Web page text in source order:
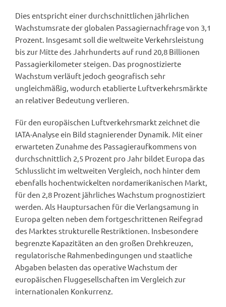
Dies entspricht einer durchschnittlichen jährlichen
Wachstumsrate der globalen Passagiernachfrage von 3,1
Prozent. Insgesamt soll die weltweite Verkehrsleistung
bis zur Mitte des Jahrhunderts auf rund 20,8 Billionen
Passagierkilometer steigen. Das prognostizierte
Wachstum verläuft jedoch geografisch sehr
ungleichmäßig, wodurch etablierte Luftverkehrsmärkte
an relativer Bedeutung verlieren.
Für den europäischen Luftverkehrsmarkt zeichnet die
IATA-Analyse ein Bild stagnierender Dynamik. Mit einer
erwarteten Zunahme des Passagieraufkommens von
durchschnittlich 2,5 Prozent pro Jahr bildet Europa das
Schlusslicht im weltweiten Vergleich, noch hinter dem
ebenfalls hochentwickelten nordamerikanischen Markt,
für den 2,8 Prozent jährliches Wachstum prognostiziert
werden. Als Hauptursachen für die Verlangsamung in
Europa gelten neben dem fortgeschrittenen Reifegrad
des Marktes strukturelle Restriktionen. Insbesondere
begrenzte Kapazitäten an den großen Drehkreuzen,
regulatorische Rahmenbedingungen und staatliche
Abgaben belasten das operative Wachstum der
europäischen Fluggesellschaften im Vergleich zur
internationalen Konkurrenz.